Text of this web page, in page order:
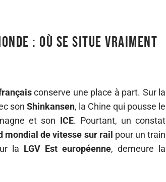
: où se situe vraiment
conserve une place à part. Sur la
son Shinkansen, la Chine qui pousse le
et son ICE. Pourtant, un constat
mondial de vitesse sur rail pour un train
la LGV Est européenne, demeure la